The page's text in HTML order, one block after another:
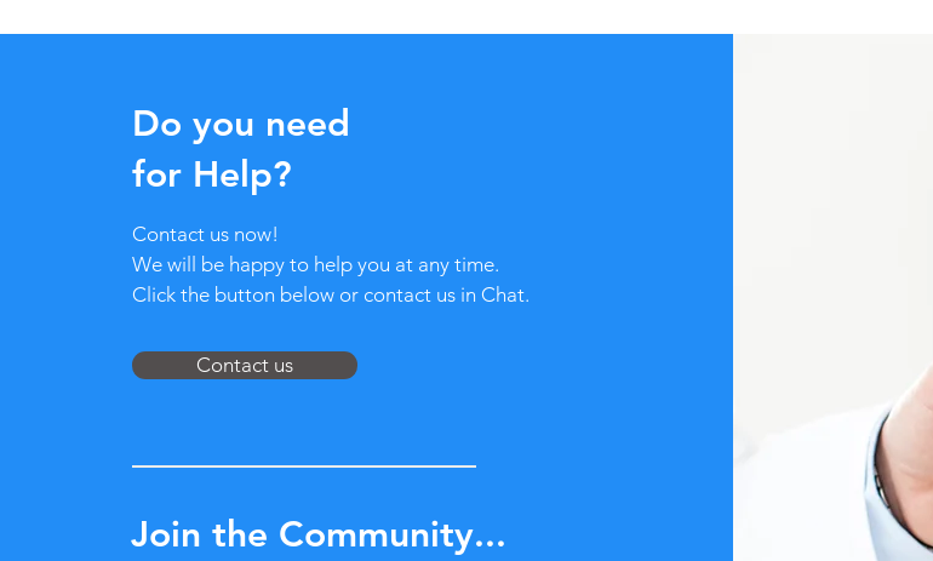
Do you need
for Help?
Contact us now!
We will be happy to help you at any time.
Click the button below or contact us in Chat.
Contact us
Join the Community...